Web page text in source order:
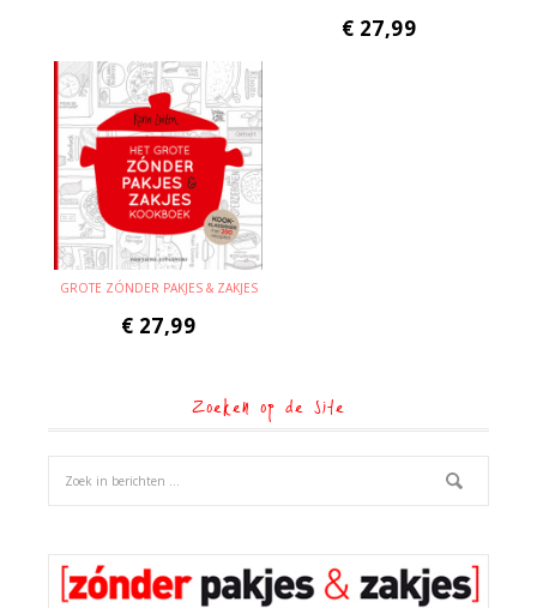
€ 27,99
GROTE ZÓNDER PAKJES & ZAKJES
€ 27,99
Zoeken op de site